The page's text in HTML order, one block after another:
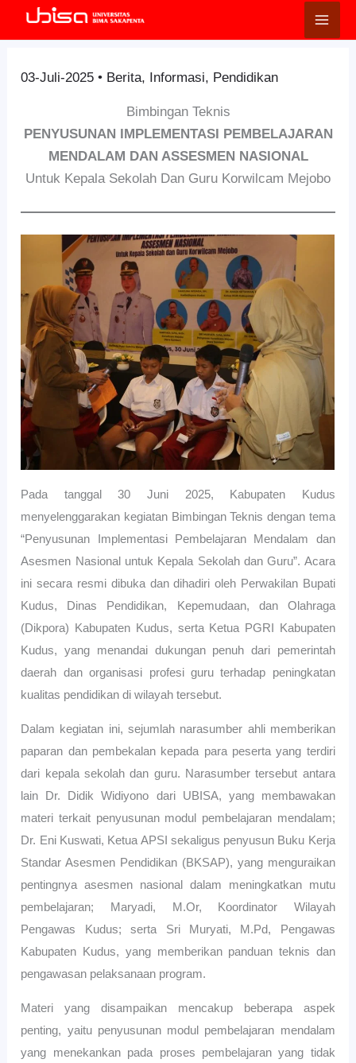
Lewati
03-Juli-2025• Berita, Informasi, Pendidikan
Bimbingan Teknis
PENYUSUNAN IMPLEMENTASI PEMBELAJARAN
MENDALAM DAN ASSESMEN NASIONAL
Untuk Kepala Sekolah Dan Guru Korwilcam Mejobo
Pada tanggal 30 Juni 2025, Kabupaten Kudus
menyelenggarakan kegiatan Bimbingan Teknis dengan tema
“Penyusunan Implementasi Pembelajaran Mendalam dan
Asesmen Nasional untuk Kepala Sekolah dan Guru”. Acara
ini secara resmi dibuka dan dihadiri oleh Perwakilan Bupati
Kudus, Dinas Pendidikan, Kepemudaan, dan Olahraga
(Dikpora) Kabupaten Kudus, serta Ketua PGRI Kabupaten
Kudus, yang menandai dukungan penuh dari pemerintah
daerah dan organisasi profesi guru terhadap peningkatan
kualitas pendidikan di wilayah tersebut.
Dalam kegiatan ini, sejumlah narasumber ahli memberikan
paparan dan pembekalan kepada para peserta yang terdiri
dari kepala sekolah dan guru. Narasumber tersebut antara
lain Dr. Didik Widiyono dari UBISA, yang membawakan
materi terkait penyusunan modul pembelajaran mendalam;
Dr. Eni Kuswati, Ketua APSI sekaligus penyusun Buku Kerja
Standar Asesmen Pendidikan (BKSAP), yang menguraikan
pentingnya asesmen nasional dalam meningkatkan mutu
pembelajaran; Maryadi, M.Or, Koordinator Wilayah
Pengawas Kudus; serta Sri Muryati, M.Pd, Pengawas
Kabupaten Kudus, yang memberikan panduan teknis dan
pengawasan pelaksanaan program.
Materi yang disampaikan mencakup beberapa aspek
penting, yaitu penyusunan modul pembelajaran mendalam
yang menekankan pada proses pembelajaran yang tidak